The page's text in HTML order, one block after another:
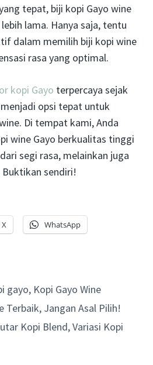
tepat, biji kopi Gayo wine
lama. Hanya saja, tentu
dalam memilih biji kopi wine
rasa yang optimal.
kopi Gayo terpercaya sejak
opsi tepat untuk
Di tempat kami, Anda
wine Gayo berkualitas tinggi
segi rasa, melainkan juga
sendiri!
X WhatsApp
gayo, Kopi Gayo Wine
Terbaik, Jangan Asal Pilih!
Kopi Blend, Variasi Kopi